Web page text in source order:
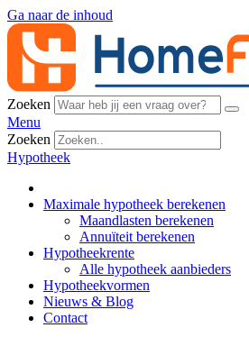
Ga naar de inhoud
Zoeken
Menu
Zoeken
Hypotheek
Maximale hypotheek berekenen
Maandlasten berekenen
Annuïteit berekenen
Hypotheekrente
Alle hypotheek aanbieders
Hypotheekvormen
Nieuws & Blog
Contact